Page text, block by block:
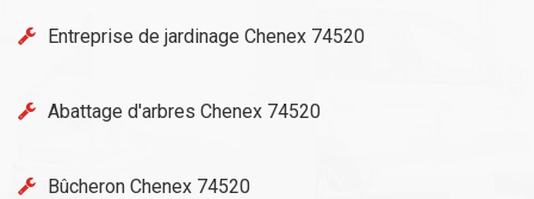
Entreprise de jardinage Chenex 74520
Abattage d'arbres Chenex 74520
Bûcheron Chenex 74520